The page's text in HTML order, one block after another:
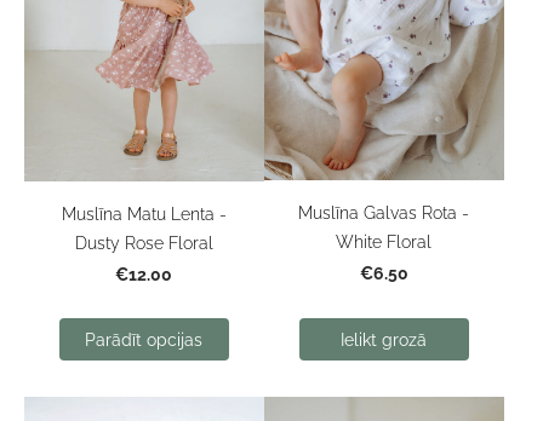
Muslīna Matu Lenta -
Dusty Rose Floral
€12.00
Parādīt opcijas
Muslīna Galvas Rota -
White Floral
€6.50
Ielikt grozā